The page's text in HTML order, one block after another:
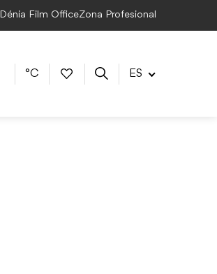
Dénia Film OfficeZona Profesional
°C ES